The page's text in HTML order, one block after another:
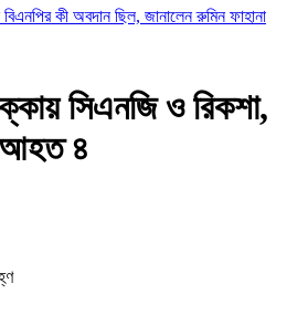
কী অবদান ছিল, জানালেন রুমিন ফাহানা
সিএনজি ও রিকশা,
আহত ৪